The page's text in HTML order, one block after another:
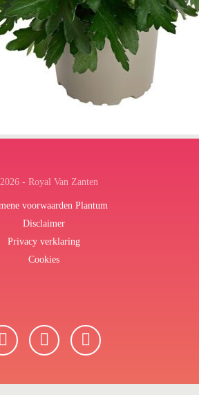
- Royal Van Zanten
voorwaarden Plantum
Disclaimer
Privacy verklaring
Cookies